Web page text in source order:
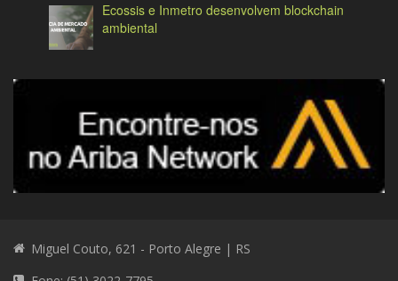
Ecossis e Inmetro desenvolvem blockchain
ambiental
Miguel Couto, 621 - Porto Alegre | RS